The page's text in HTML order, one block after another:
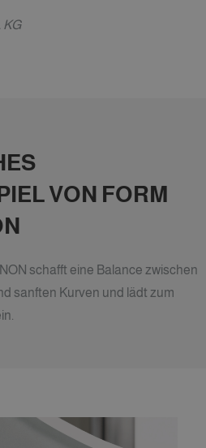
KG
VON FORM
schafft eine Balance zwischen
sanften Kurven und lädt zum